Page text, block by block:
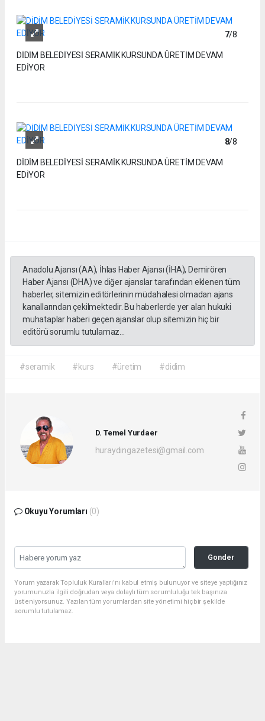
7/8
DİDİM BELEDİYESİ SERAMİK KURSUNDA ÜRETİM DEVAM
EDİYOR
8/8
DİDİM BELEDİYESİ SERAMİK KURSUNDA ÜRETİM DEVAM
EDİYOR
Anadolu Ajansı (AA), İhlas Haber Ajansı (İHA), Demirören
Haber Ajansı (DHA) ve diğer ajanslar tarafından eklenen tüm
haberler, sitemizin editörlerinin müdahalesi olmadan ajans
kanallarından çekilmektedir. Bu haberlerde yer alan hukuki
muhataplar haberi geçen ajanslar olup sitemizin hiç bir
editörü sorumlu tutulamaz...
#seramik #kurs #üretim #didim
D. Temel Yurdaer
huraydingazetesi@gmail.com
Okuyu Yorumları (0)
Gonder
Yorum yazarak Topluluk Kuralları’nı kabul etmiş bulunuyor ve siteye yaptığınız
yorumunuzla ilgili doğrudan veya dolaylı tüm sorumluluğu tek başınıza
üstleniyorsunuz. Yazılan tüm yorumlardan site yönetimi hiçbir şekilde
sorumlu tutulamaz.